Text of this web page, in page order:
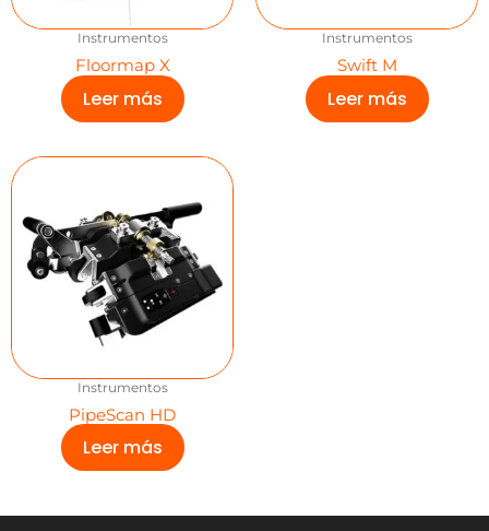
Instrumentos
Floormap X
Leer más
Instrumentos
Swift M
Leer más
Instrumentos
PipeScan HD
Leer más